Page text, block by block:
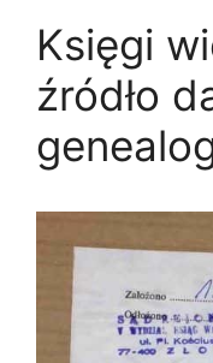
Księgi
źródło